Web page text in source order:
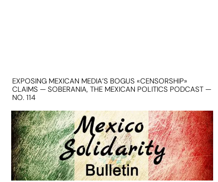
EXPOSING MEXICAN MEDIA’S BOGUS «CENSORSHIP»
CLAIMS — SOBERANIA, THE MEXICAN POLITICS PODCAST —
NO. 114